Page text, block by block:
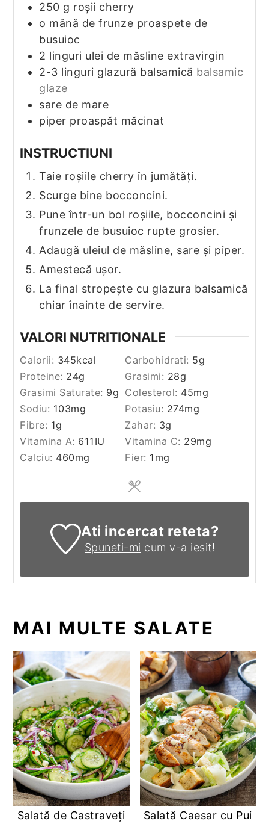
250 g roșii cherry
o mână de frunze proaspete de
busuioc
2 linguri ulei de măsline extravirgin
2-3 linguri glazură balsamică balsamic
glaze
sare de mare
piper proaspăt măcinat
INSTRUCTIUNI
Taie roșiile cherry în jumătăți.
Scurge bine bocconcini.
Pune într-un bol roșiile, bocconcini și
frunzele de busuioc rupte grosier.
Adaugă uleiul de măsline, sare și piper.
Amestecă ușor.
La final stropește cu glazura balsamică
chiar înainte de servire.
VALORI NUTRITIONALE
Calorii: 345kcal Carbohidrati: 5g
Proteine: 24g Grasimi: 28g
Grasimi Saturate: 9g Colesterol: 45mg
Sodiu: 103mg Potasiu: 274mg
Fibre: 1g Zahar: 3g
Vitamina A: 611 IU Vitamina C: 29mg
Calciu: 460mg Fier: 1 mg
Ati incercat reteta?
Spuneti-mi cum v-a iesit!
MAI MULTE SALATE
Salată de Castraveți Salată Caesar cu Pui